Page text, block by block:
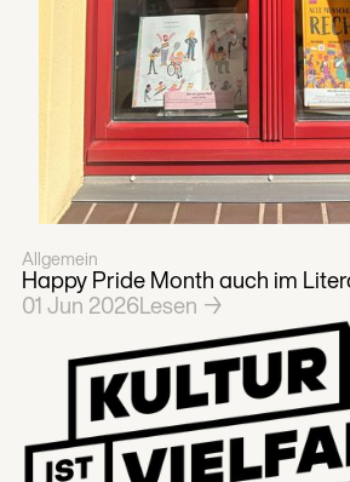
Allgemein
Happy Pride Month auch im
01Jun 2026Lesen →